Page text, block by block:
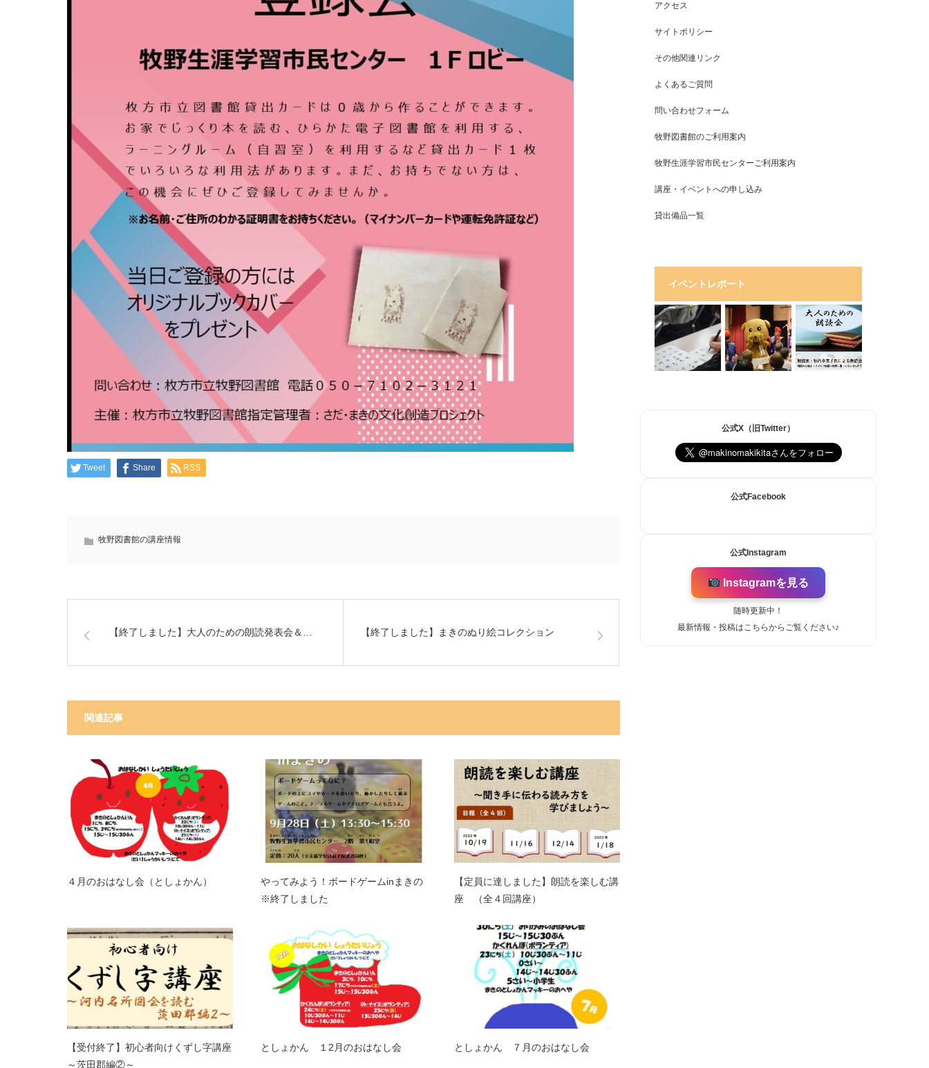
Tweet Share RSS
牧野図書館の講座情報
【終了しました】大人のための朗読発表会＆… 【終了しました】まきのぬり絵コレクション
関連記事
４月のおはなし会（としょかん）
やってみよう！ボードゲームinまきの
※終了しました
【定員に達しました】朗読を楽しむ講
座 （全４回講座）
【受付終了】初心者向けくずし字講座
～茨田郡編②～
としょかん １2月のおはなし会 としょかん ７月のおはなし会
アクセス
サイトポリシー
その他関連リンク
よくあるご質問
問い合わせフォーム
牧野図書館のご利用案内
牧野生涯学習市民センターご利用案内
講座・イベントへの申し込み
貸出備品一覧
イベントレポート
公式X（旧Twitter）
公式Facebook
公式Instagram
Instagramを見る
随時更新中！
最新情報・投稿はこちらからご覧ください♪